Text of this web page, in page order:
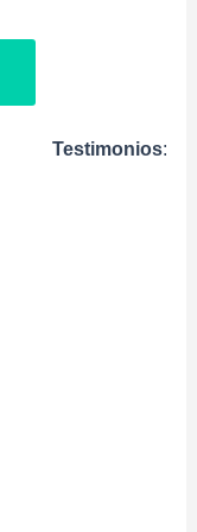
Testimonios: